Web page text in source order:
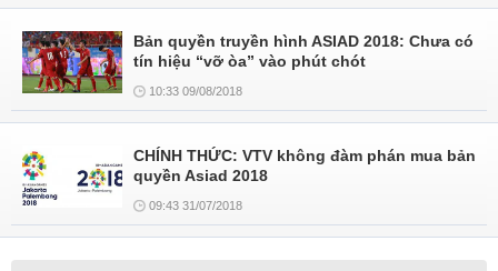
Bản quyền truyền hình ASIAD 2018: Chưa có
tín hiệu “vỡ òa” vào phút chót
10:33 09/08/2018
CHÍNH THỨC: VTV không đàm phán mua bản
quyền Asiad 2018
09:43 31/07/2018